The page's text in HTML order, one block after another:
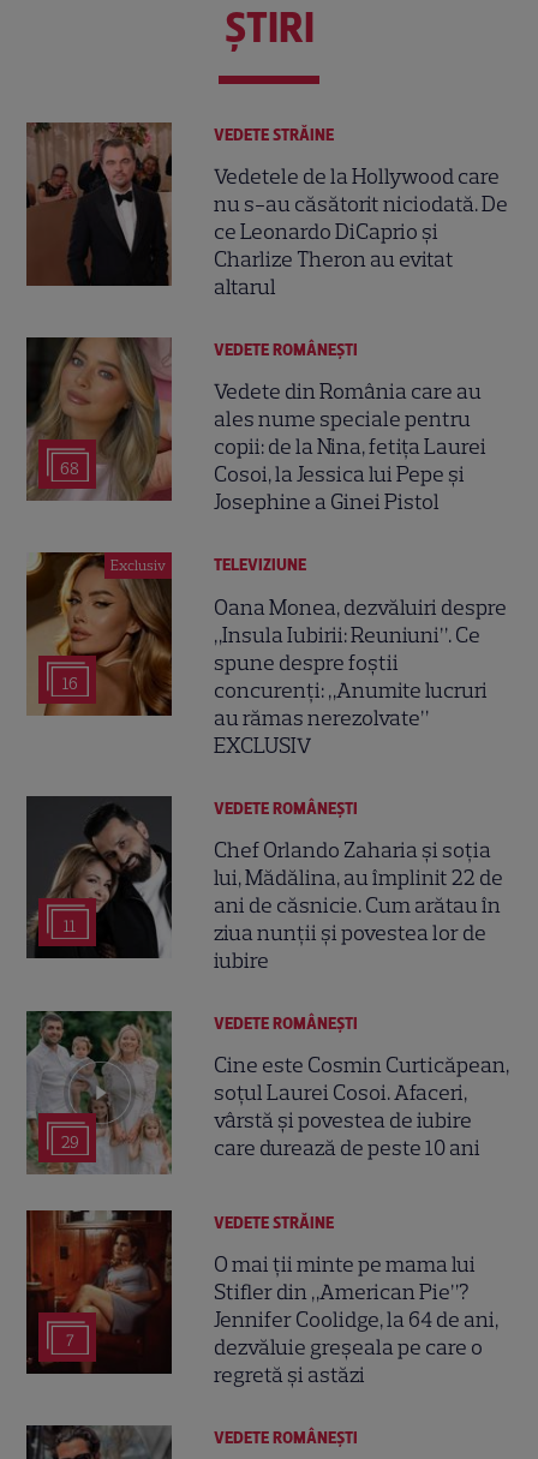
ŞTIRI
VEDETE STRĂINE
Vedetele de la Hollywood care
nu s-au căsătorit niciodată. De
ce Leonardo DiCaprio și
Charlize Theron au evitat
altarul
68
VEDETE ROMÂNEŞTI
Vedete din România care au
ales nume speciale pentru
copii: de la Nina, fetița Laurei
Cosoi, la Jessica lui Pepe și
Josephine a Ginei Pistol
Exclusiv
16
TELEVIZIUNE
Oana Monea, dezvăluiri despre
„Insula Iubirii: Reuniuni”. Ce
spune despre foștii
concurenți: „Anumite lucruri
au rămas nerezolvate”
EXCLUSIV
11
VEDETE ROMÂNEŞTI
Chef Orlando Zaharia și soția
lui, Mădălina, au împlinit 22 de
ani de căsnicie. Cum arătau în
ziua nunții și povestea lor de
iubire
29
VEDETE ROMÂNEŞTI
Cine este Cosmin Curticăpean,
soțul Laurei Cosoi. Afaceri,
vârstă și povestea de iubire
care durează de peste 10 ani
7
VEDETE STRĂINE
O mai ții minte pe mama lui
Stifler din „American Pie”?
Jennifer Coolidge, la 64 de ani,
dezvăluie greșeala pe care o
regretă și astăzi
VEDETE ROMÂNEŞTI